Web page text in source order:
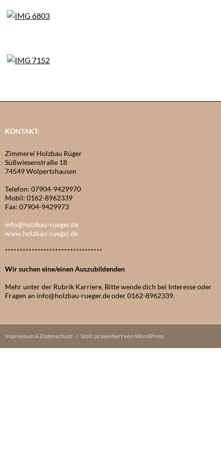
KONTAKT:
Zimmerei Holzbau Rüger
Süßwiesenstraße 18
74549 Wolpertshausen
Telefon: 07904-9429970
Mobil: 0162-8962339
Fax: 07904-9429973
info@holzbau-rueger.de
www.holzbau-rueger.de
*********************************
Wir suchen eine/einen Auszubildenden
Mehr unter der Rubrik Karriere. Bitte wende dich bei Interesse oder
Fragen an info@holzbau-rueger.de oder 0162-8962339.
Impressum & Datenschutz Stolz präsentiert von WordPress